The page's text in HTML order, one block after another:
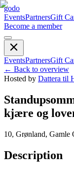
godo
EventsPartnersGift
Become a member
EventsPartnersGift
← Back to overview
Hosted by Dattera til
kjære og
10, Grønland, Gamle
Description